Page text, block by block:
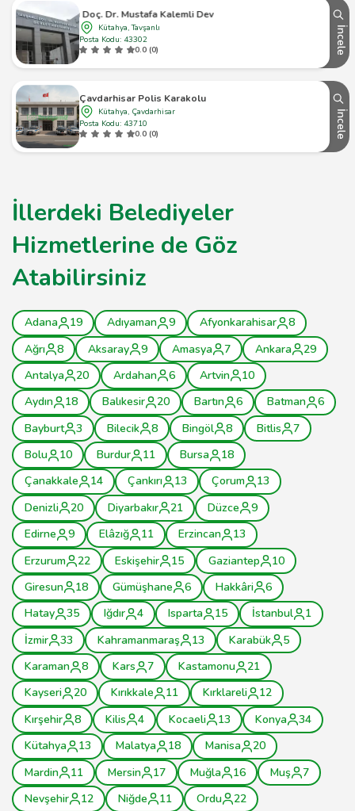
Tavşanlı Doç. Dr. Mustafa Kalemli Devlet Hastanesi
Kütahya, Tavşanlı
Posta Kodu: 43302
0.0 (0)
İncele
Çavdarhisar Polis Karakolu
Kütahya, Çavdarhisar
Posta Kodu: 43710
0.0 (0)
İncele
İllerdeki Belediyeler
Hizmetlerine de Göz
Atabilirsiniz
Adana 19 Adıyaman 9 Afyonkarahisar
8
Ağrı
8 Aksaray 9 Amasya 7 Ankara
29
Antalya
20 Ardahan 6 Artvin
10
Aydın
18 Balıkesir 20 Bartın 6 Batman
6
Bayburt
3 Bilecik 8 Bingöl 8 Bitlis
7
Bolu
10 Burdur 11 Bursa
18
Çanakkale
14 Çankırı 13 Çorum
13
Denizli
20 Diyarbakır 21 Düzce
9
Edirne
9 Elâzığ 11 Erzincan
13
Erzurum
22 Eskişehir 15 Gaziantep
10
Giresun
18 Gümüşhane 6 Hakkâri
6
Hatay
35 Iğdır 4 Isparta 15 İstanbul
1
İzmir
33 Kahramanmaraş 13 Karabük
5
Karaman
8 Kars 7 Kastamonu
21
Kayseri
20 Kırıkkale 11 Kırklareli
12
Kırşehir
8 Kilis 4 Kocaeli 13 Konya
34
Kütahya
13 Malatya 18 Manisa
20
Mardin
11 Mersin 17 Muğla 16 Muş
7
Nevşehir
12 Niğde 11 Ordu
22